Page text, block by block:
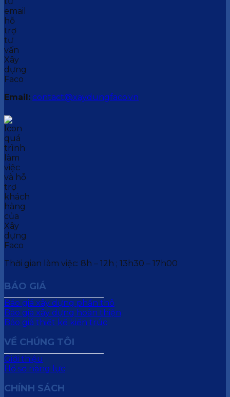
Email: contact@xaydungfaco.vn
Thời gian làm việc: 8h – 12h ; 13h30 – 17h00
BÁO GIÁ
Báo giá xây dựng phần thô
Báo giá xây dựng hoàn thiện
Báo giá thiết kế kiến trúc
VỀ CHÚNG TÔI
Giới thiệu
Hồ sơ năng lực
CHÍNH SÁCH